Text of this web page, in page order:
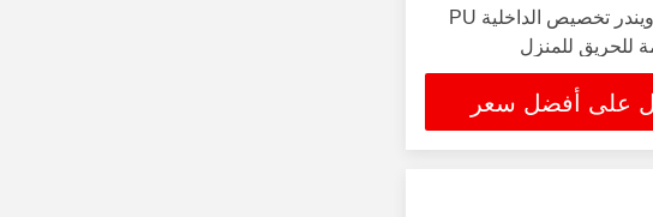
أمان ساعة ويندر تخصيص الداخلية PU
للحريق للمنزل
على أفضل سعر